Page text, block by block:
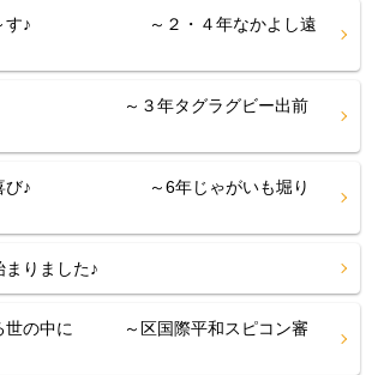
～す♪ ～２・４年なかよし遠
～ ～３年タグラグビー出前
喜び♪ ～6年じゃがいも堀り
りました♪
世の中に ～区国際平和スピコン審